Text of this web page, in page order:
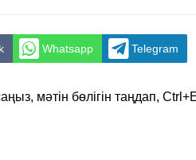
Whatsapp Telegram
мәтін бөлігін таңдап,